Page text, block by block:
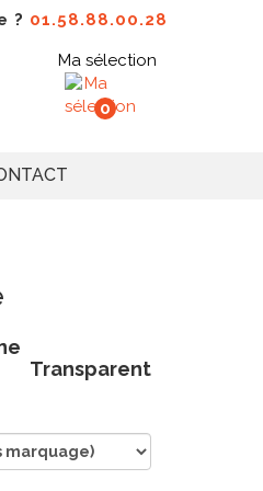
? 01.58.88.00.28
Ma sélection
0
Transparent